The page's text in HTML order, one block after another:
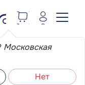
Московская
Нет
Муковисцидоз